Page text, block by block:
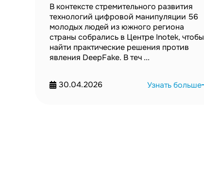
В контексте стремительного развития
технологий цифровой манипуляции 56
молодых людей из южного региона
страны собрались в Центре Inotek, чтобы
найти практические решения против
явления DeepFake. В теч ...
30.04.2026 Узнать больше